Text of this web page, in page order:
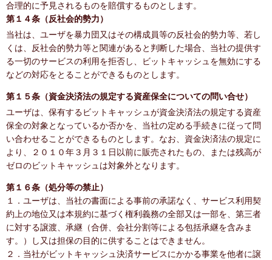
合理的に予見されるものを賠償するものとします。
第１４条（反社会的勢力）
当社は、ユーザを暴力団又はその構成員等の反社会的勢力等、若し
くは、反社会的勢力等と関連があると判断した場合、当社の提供す
る一切のサービスの利用を拒否し、ビットキャッシュを無効にする
などの対応をとることができるものとします。
第１５条（資金決済法の規定する資産保全についての問い合せ）
ユーザは、保有するビットキャッシュが資金決済法の規定する資産
保全の対象となっているか否かを、当社の定める手続きに従って問
い合わせることができるものとします。なお、資金決済法の規定に
より、２０１０年３月３１日以前に販売されたもの、または残高が
ゼロのビットキャッシュは対象外となります。
第１６条（処分等の禁止）
１．ユーザは、当社の書面による事前の承諾なく、サービス利用契
約上の地位又は本規約に基づく権利義務の全部又は一部を、第三者
に対する譲渡、承継（合併、会社分割等による包括承継を含みま
す。）し又は担保の目的に供することはできません。
２．当社がビットキャッシュ決済サービスにかかる事業を他者に譲